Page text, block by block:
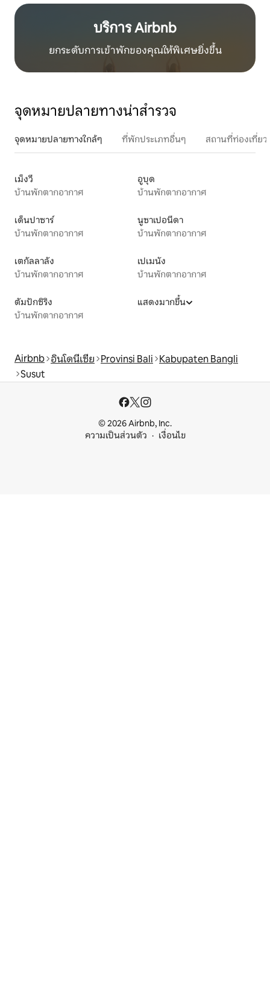
บริการ Airbnb
ยกระดับการเข้าพักของคุณให้พิเศษยิ่งขึ้น
จุดหมายปลายทางน่าสำรวจ
จุดหมายปลายทางใกล้ๆ ที่พักประเภทอื่นๆ สถานที่ท่องเที่ย
เม็งวี
บ้านพักตากอากาศ
อูบุด
บ้านพักตากอากาศ
เด็นปาซาร์
บ้านพักตากอากาศ
นูซาเปอนีดา
บ้านพักตากอากาศ
เตกัลลาลัง
บ้านพักตากอากาศ
เปเมนัง
บ้านพักตากอากาศ
ตัมปักซิริง
บ้านพักตากอากาศ
แสดงมากขึ้น
Airbnb อินโดนีเซีย Provinsi Bali Kabupaten Bangli
Susut
© 2026 Airbnb, Inc.
ความเป็นส่วนตัว
เงื่อนไข